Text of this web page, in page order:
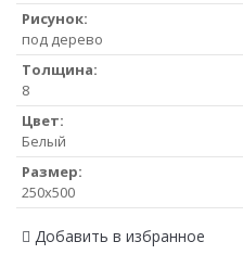
Рисунок:
под дерево
Толщина:
8
Цвет:
Белый
Размер:
250x500
Добавить в избранное